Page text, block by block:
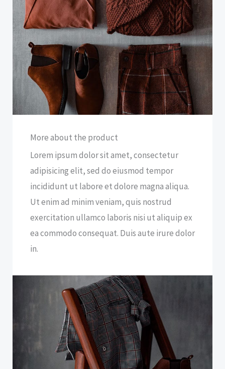
More about the product
Lorem ipsum dolor sit amet, consectetur
adipisicing elit, sed do eiusmod tempor
incididunt ut labore et dolore magna aliqua.
Ut enim ad minim veniam, quis nostrud
exercitation ullamco laboris nisi ut aliquip ex
ea commodo consequat. Duis aute irure dolor
in.